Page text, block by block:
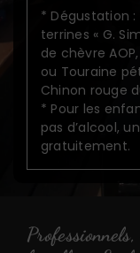
* Dégustation :
terrines « G.
de chèvre
ou Touraine
Chinon rouge
* Pour les
pas d’alcool,
gratuitement.